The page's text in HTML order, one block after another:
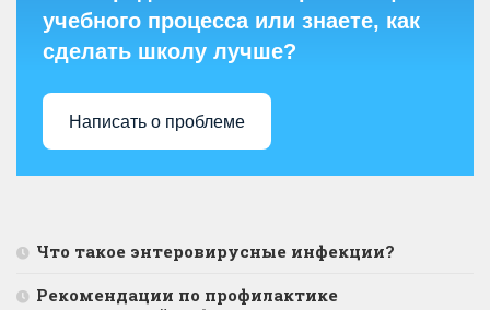
учебного процесса или знаете, как
сделать школу лучше?
Написать о проблеме
Что такое энтеровирусные инфекции?
Рекомендации по профилактике